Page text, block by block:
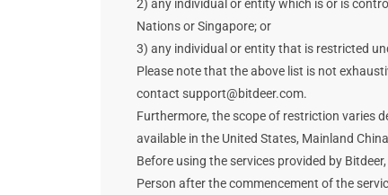
2) any individual or entity which is or is
Nations or Singapore; or
3) any individual or entity that is restricted
Please note that the above list is not
contact support@bitdeer.com.
Furthermore, the scope of restriction varies
available in the United States, Mainland
Before using the services provided by
Person after the commencement of the